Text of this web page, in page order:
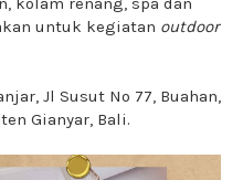
untuk kegiatan outdoor
Jl Susut No 77, Buahan,
Gianyar, Bali.